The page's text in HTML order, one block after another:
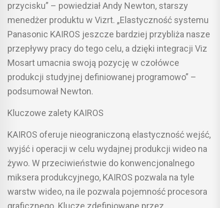
przycisku” – powiedział Andy Newton, starszy
menedżer produktu w Vizrt. „Elastyczność systemu
Panasonic KAIROS jeszcze bardziej przybliża nasze
przepływy pracy do tego celu, a dzięki integracji Viz
Mosart umacnia swoją pozycję w czołówce
produkcji studyjnej definiowanej programowo” –
podsumował Newton.
Kluczowe zalety KAIROS
KAIROS oferuje nieograniczoną elastyczność wejść,
wyjść i operacji w celu wydajnej produkcji wideo na
żywo. W przeciwieństwie do konwencjonalnego
miksera produkcyjnego, KAIROS pozwala na tyle
warstw wideo, na ile pozwala pojemność procesora